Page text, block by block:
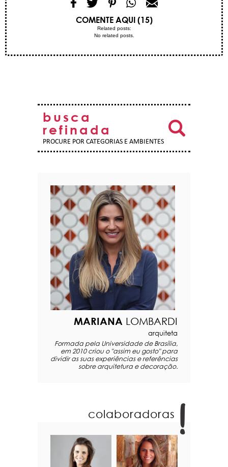
COMENTE AQUI (15)
Related posts:
No related posts.
busca
refinada
PROCURE POR CATEGORIAS E AMBIENTES
MARIANA LOMBARDI
arquiteta
Formada pela Universidade de Brasília,
em 2010 criou o "assim eu gosto" para
dividir as suas experiências e referências
sobre arquitetura e decoração.
colaboradoras